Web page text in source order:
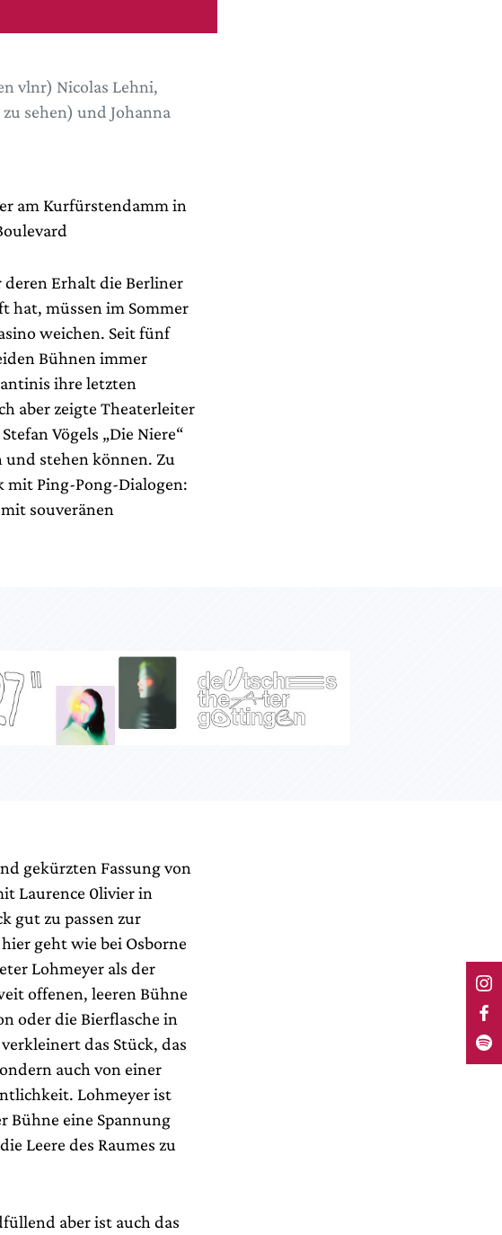
vlnr) Nicolas Lehni,
sehen) und Johanna
am Kurfürstendamm in
Erhalt die Berliner
hat, müssen im Sommer
weichen. Seit fünf
Bühnen immer
ihre letzten
aber zeigte Theaterleiter
Vögels „Die Niere“
stehen können. Zu
mit Ping-Pong-Dialogen:
souveränen
gekürzten Fassung von
Laurence 0livier in
gut zu passen zur
geht wie bei Osborne
Lohmeyer als der
offenen, leeren Bühne
oder die Bierflasche in
das Stück, das
auch von einer
Lohmeyer ist
Bühne eine Spannung
Leere des Raumes zu
aber ist auch das